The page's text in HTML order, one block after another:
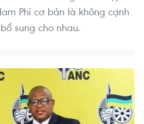
Phi cơ bản là không cạnh
sung cho nhau.